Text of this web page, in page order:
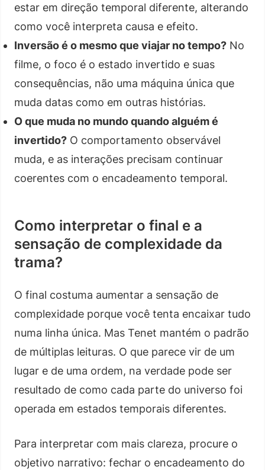
estar em direção temporal diferente, alterando
como você interpreta causa e efeito.
Inversão é o mesmo que viajar no tempo? No
filme, o foco é o estado invertido e suas
consequências, não uma máquina única que
muda datas como em outras histórias.
O que muda no mundo quando alguém é
invertido? O comportamento observável
muda, e as interações precisam continuar
coerentes com o encadeamento temporal.
Como interpretar o final e a
sensação de complexidade da
trama?
O final costuma aumentar a sensação de
complexidade porque você tenta encaixar tudo
numa linha única. Mas Tenet mantém o padrão
de múltiplas leituras. O que parece vir de um
lugar e de uma ordem, na verdade pode ser
resultado de como cada parte do universo foi
operada em estados temporais diferentes.
Para interpretar com mais clareza, procure o
objetivo narrativo: fechar o encadeamento do